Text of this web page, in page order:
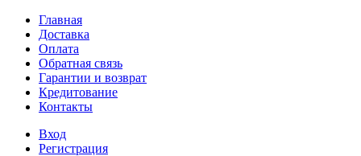
Главная
Доставка
Оплата
Обратная связь
Гарантии и возврат
Кредитование
Контакты
Вход
Регистрация